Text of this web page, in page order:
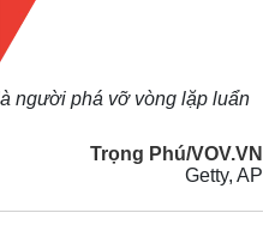
người phá vỡ vòng lặp luẩn
Trọng Phú/VOV.VN
Getty, AP